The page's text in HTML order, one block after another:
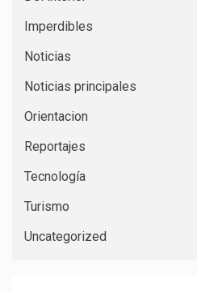
Imperdibles
Noticias
Noticias principales
Orientacion
Reportajes
Tecnología
Turismo
Uncategorized